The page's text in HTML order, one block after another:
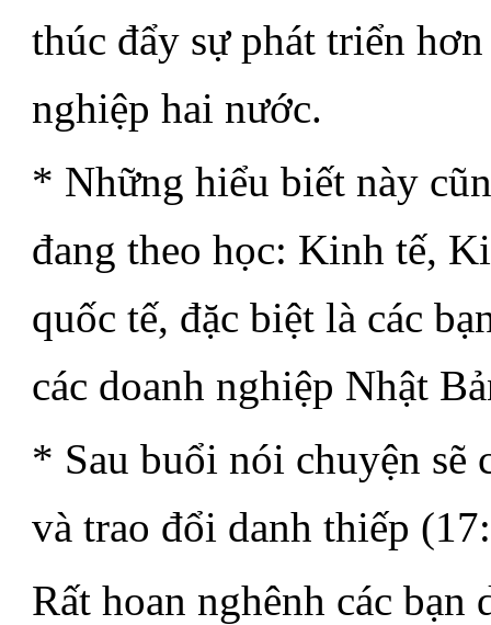
thúc đẩy sự phát triển
nghiệp hai nước.
* Những hiểu biết này
đang theo học: Kinh tế,
quốc tế, đặc biệt là các
các doanh nghiệp Nhật
* Sau buổi nói chuyện sẽ
và trao đổi danh thiếp
Rất hoan nghênh các